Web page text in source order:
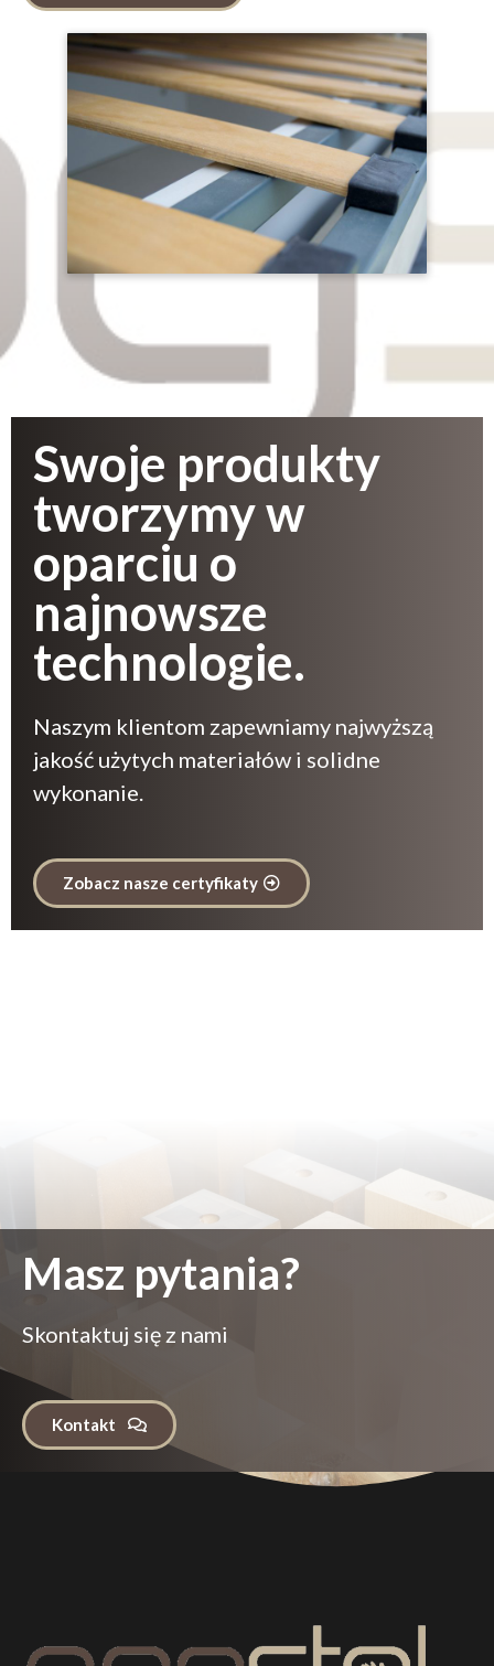
Swoje produkty
tworzymy w
oparciu o
najnowsze
technologie.
Naszym klientom zapewniamy najwyższą
jakość użytych materiałów i solidne
wykonanie.
Zobacz nasze certyfikaty
Masz pytania?
Skontaktuj się z nami
Kontakt